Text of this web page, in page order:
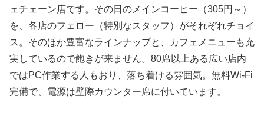
ェチェーン店です。その日のメインコーヒー（305円～）
を、各店のフェロー（特別なスタッフ）がそれぞれチョイ
ス。そのほか豊富なラインナップと、カフェメニューも充
実しているので飽きが来ません。80席以上ある広い店内
ではPC作業する人もおり、落ち着ける雰囲気。無料Wi-Fi
完備で、電源は壁際カウンター席に付いています。